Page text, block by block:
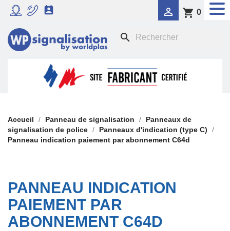
  shopping_cart 0
search
RADAR PÉDAGOGIQUE
SIGNALISATION DYNAMIQUE LUMINEUSE
FEU TRICOLORE COMPORTEMENTAL
PANNEAUX DE SIGNALISATION DE POLICE
SIGNALISATION TEMPORAIRE
PANONCEAUX DE SIGNALISATION
Accueil Panneau de signalisation
Panneaux de
signalisation de police
Panneaux d'indication (type C)
Panneau indication paiement par abonnement C64d
PANNEAU INDICATION
PAIEMENT PAR
ABONNEMENT C64D